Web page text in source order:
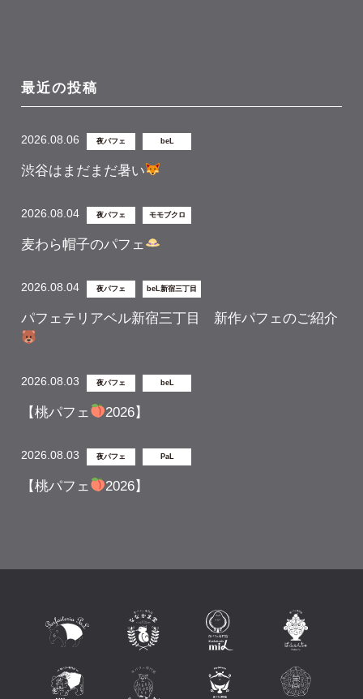
最近の投稿
2026.08.06 夜パフェ beL
渋谷はまだまだ暑い
2026.08.04 夜パフェ モモブクロ
麦わら帽子のパフェ
2026.08.04 夜パフェ beL新宿三丁目
パフェテリアベル新宿三丁目 新作パフェのご紹介
2026.08.03 夜パフェ beL
【桃パフェ 2026】
2026.08.03 夜パフェ PaL
【桃パフェ 2026】